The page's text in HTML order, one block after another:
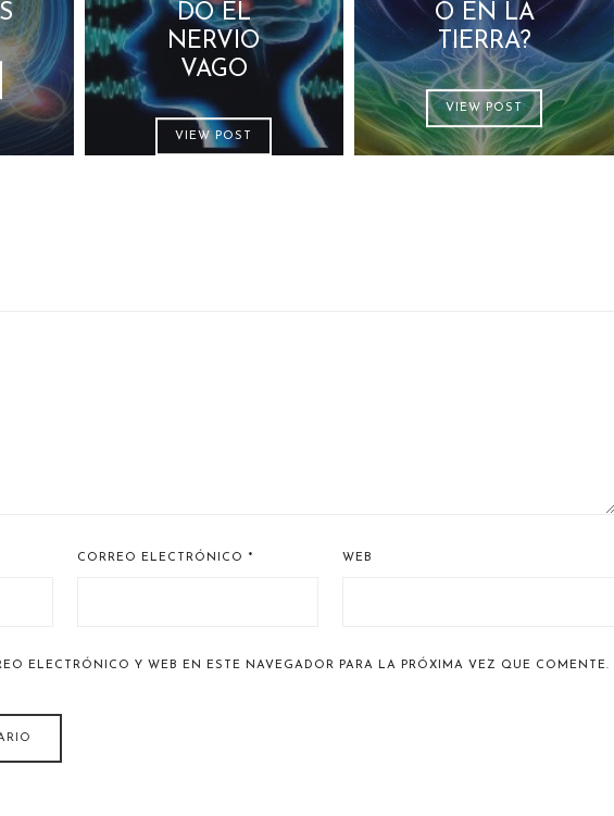
DO EL
NERVIO
VAGO
VIEW POST
O EN LA
TIERRA?
VIEW POST
CORREO ELECTRÓNICO * WEB
ELECTRÓNICO Y WEB EN ESTE NAVEGADOR PARA LA PRÓXIMA VEZ QUE COMENTE.